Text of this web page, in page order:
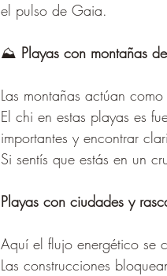
el pulso de Gaia.
⛰️ Playas con montañas
Las montañas actúan
El chi en estas playas es
importantes y encontrar
Si sentís que estás en un
Playas con ciudades y
Aquí el flujo energético se
Las construcciones